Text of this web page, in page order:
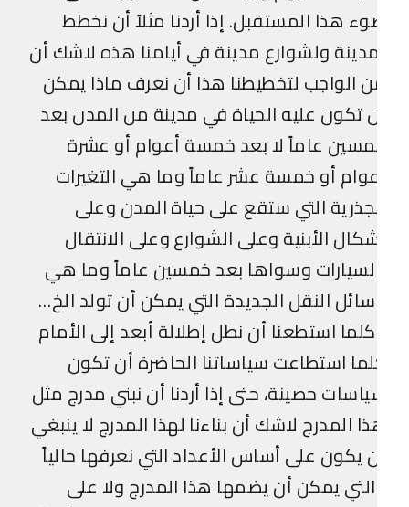
هذا المستقبل. إذا أردنا مثلاً أن نخطط
ولشوارع مدينة في أيامنا هذه لاشك أن
الواجب لتخطيطنا هذا أن نعرف ماذا يمكن
تكون عليه الحياة في مدينة من المدن بعد
عاماً لا بعد خمسة أعوام أو عشرة
أو خمسة عشر عاماً وما هي التغيرات
التي ستقع على حياة المدن وعلى
الأبنية وعلى الشوارع وعلى الانتقال
وسواها بعد خمسين عاماً وما هي
النقل الجديدة التي يمكن أن تولد الخ…
استطعنا أن نطل إطلالة أبعد إلى الأمام
استطاعت سياساتنا الحاضرة أن تكون
حصينة، حتى إذا أردنا أن نبني مدرج مثل
المدرج لاشك أن بناءنا لهذا المدرج لا ينبغي
يكون على أساس الأعداد التي نعرفها حالياً
يمكن أن يضمها هذا المدرج ولا على